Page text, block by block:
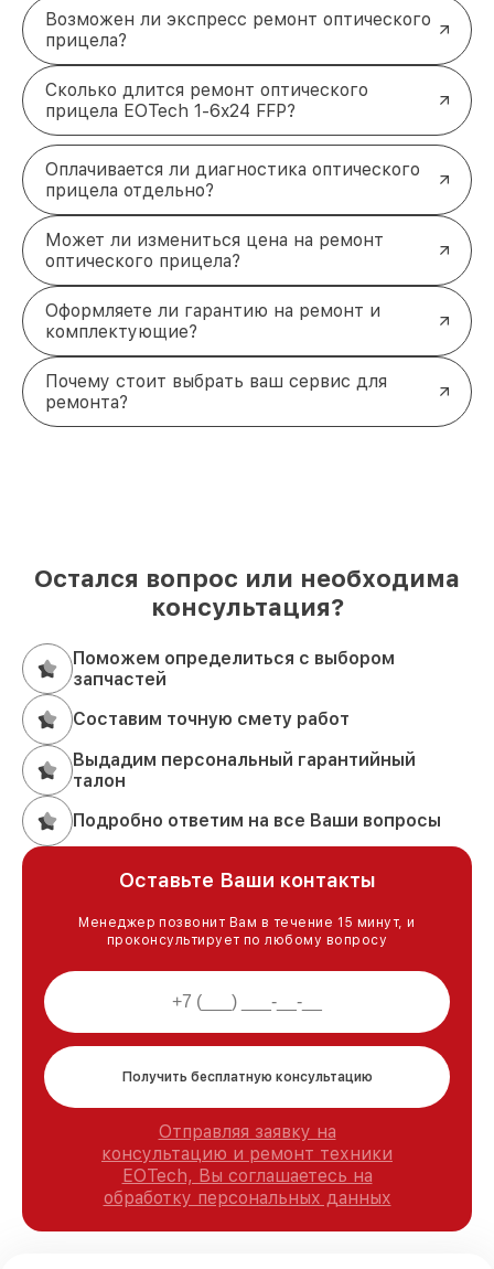
Возможен ли экспресс ремонт оптического
прицела?
Сколько длится ремонт оптического
прицела EOTech 1-6x24 FFP?
Оплачивается ли диагностика оптического
прицела отдельно?
Может ли измениться цена на ремонт
оптического прицела?
Оформляете ли гарантию на ремонт и
комплектующие?
Почему стоит выбрать ваш сервис для
ремонта?
Остался вопрос или необходима
консультация?
Поможем определиться с выбором
запчастей
Составим точную смету работ
Выдадим персональный гарантийный
талон
Подробно ответим на все Ваши вопросы
Оставьте Ваши контакты
Менеджер позвонит Вам в течение 15 минут, и
проконсультирует по любому вопросу
Получить бесплатную консультацию
Отправляя заявку на
консультацию и ремонт техники
EOTech, Вы соглашаетесь на
обработку персональных данных